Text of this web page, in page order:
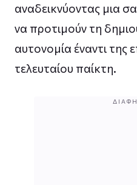
αναδεικνύοντας μια
να προτιμούν τη
αυτονομία έναντι της
τελευταίου παίκτη.